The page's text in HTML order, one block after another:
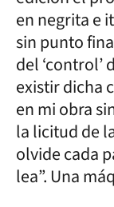
en negrita e
sin punto
del ‘control’
existir dicha
en mi obra
la licitud de
olvide cada
lea”. Una